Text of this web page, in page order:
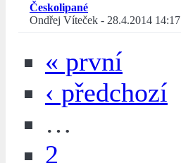
Českolipané
Ondřej Víteček - 28.4.2014 14:17
« první
‹ předchozí
…
2